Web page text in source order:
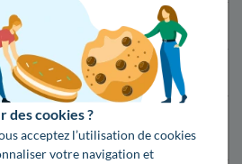
des cookies ?
acceptez l’utilisation de cookies
votre navigation et
5 jours ouvrés 16,79€
2 jours ouvrés 55,07€
24h après la
souscription
149,19€